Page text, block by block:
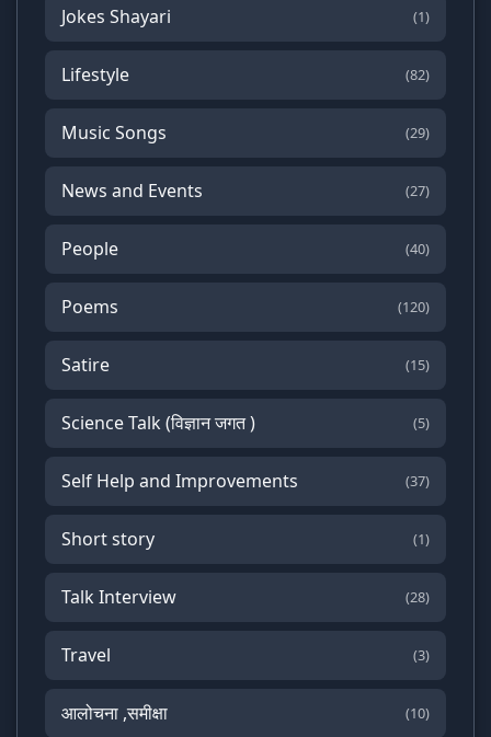
Jokes Shayari (1)
Lifestyle (82)
Music Songs (29)
News and Events (27)
People (40)
Poems (120)
Satire (15)
Science Talk (विज्ञान जगत ) (5)
Self Help and Improvements (37)
Short story (1)
Talk Interview (28)
Travel (3)
आलोचना ,समीक्षा (10)